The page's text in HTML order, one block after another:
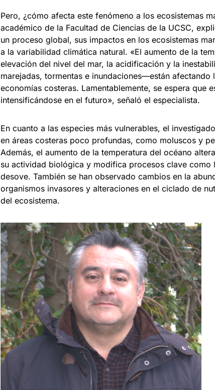
Pero, ¿cómo afecta este fenómeno a los ecosistemas
académico de la Facultad de Ciencias de la UCSC,
un proceso global, sus impactos en los ecosistemas
a la variabilidad climática natural. «El aumento de la
elevación del nivel del mar, la acidificación y la
marejadas, tormentas e inundaciones—están afectando
economías costeras. Lamentablemente, se espera que
intensificándose en el futuro», señaló el especialista.
En cuanto a las especies más vulnerables, el
en áreas costeras poco profundas, como moluscos y
Además, el aumento de la temperatura del océano
su actividad biológica y modifica procesos clave
desove. También se han observado cambios en la
organismos invasores y alteraciones en el ciclado de
del ecosistema.